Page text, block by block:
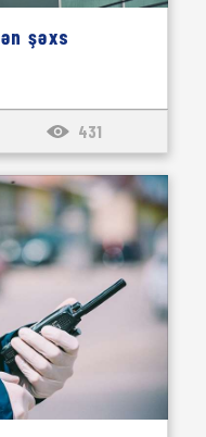
şəxs
431